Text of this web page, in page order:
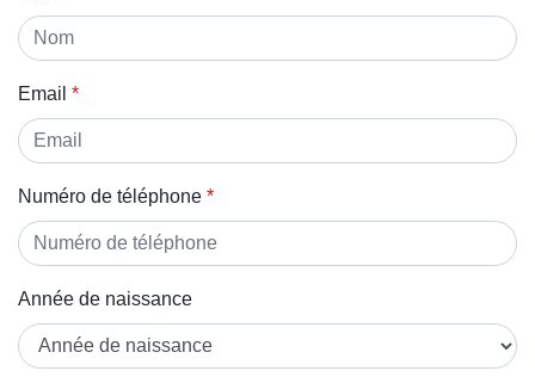
Email
Numéro de téléphone
Année de naissance